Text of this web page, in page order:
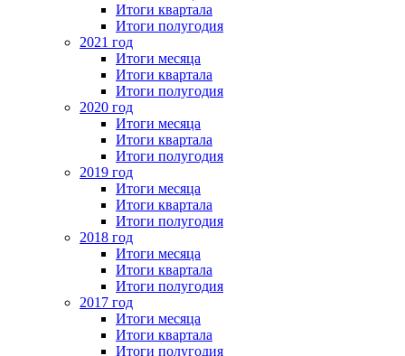
Итоги квартала
Итоги полугодия
2021 год
Итоги месяца
Итоги квартала
Итоги полугодия
2020 год
Итоги месяца
Итоги квартала
Итоги полугодия
2019 год
Итоги месяца
Итоги квартала
Итоги полугодия
2018 год
Итоги месяца
Итоги квартала
Итоги полугодия
2017 год
Итоги месяца
Итоги квартала
Итоги полугодия